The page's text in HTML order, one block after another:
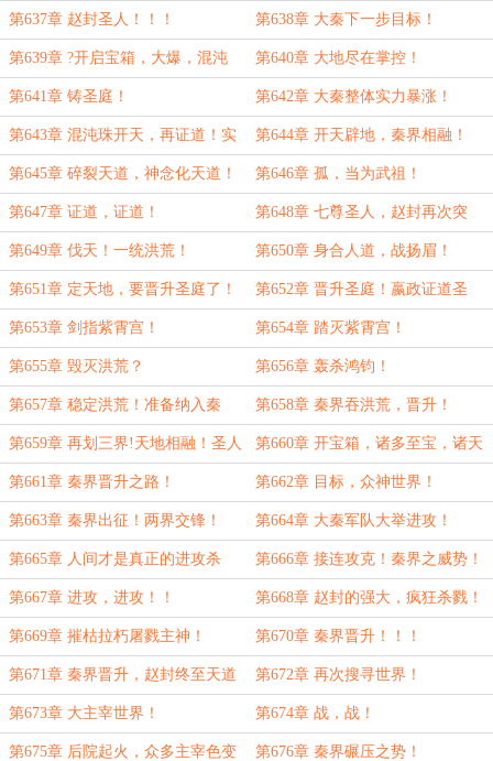
第637章 赵封圣人！！！ 第638章 大秦下一步目标！
第639章 ?开启宝箱，大爆，混沌
珠！
第640章 大地尽在掌控！
第641章 铸圣庭！ 第642章 大秦整体实力暴涨！
第643章 混沌珠开天，再证道！实
力暴涨！
第644章 开天辟地，秦界相融！
第645章 碎裂天道，神念化天道！ 第646章 孤，当为武祖！
第647章 证道，证道！ 第648章 七尊圣人，赵封再次突
破！
第649章 伐天！一统洪荒！ 第650章 身合人道，战扬眉！
第651章 定天地，要晋升圣庭了！ 第652章 晋升圣庭！嬴政证道圣
帝！
第653章 剑指紫霄宫！ 第654章 踏灭紫霄宫！
第655章 毁灭洪荒？ 第656章 轰杀鸿钧！
第657章 稳定洪荒！准备纳入秦
界！
第658章 秦界吞洪荒，晋升！
第659章 再划三界!天地相融！圣人
开天地！
第660章 开宝箱，诸多至宝，诸天
之门！
第661章 秦界晋升之路！ 第662章 目标，众神世界！
第663章 秦界出征！两界交锋！ 第664章 大秦军队大举进攻！
第665章 人间才是真正的进攻杀
局！
第666章 接连攻克！秦界之威势！
第667章 进攻，进攻！！ 第668章 赵封的强大，疯狂杀戮！
众神世界败退！
第669章 摧枯拉朽屠戮主神！ 第670章 秦界晋升！！！
第671章 秦界晋升，赵封终至天道
境！
第672章 再次搜寻世界！
第673章 大主宰世界！ 第674章 战，战！
第675章 后院起火，众多主宰色变 第676章 秦界碾压之势！